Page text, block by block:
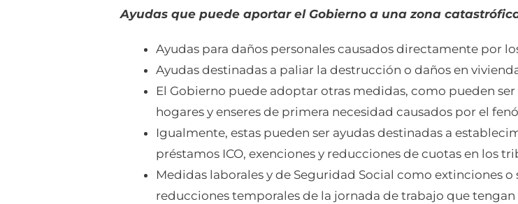
Ayudas que puede aportar el Gobierno a una zona
Ayudas para daños personales causados directamente por
Ayudas destinadas a paliar la destrucción o daños en
El Gobierno puede adoptar otras medidas, como pueden
hogares y enseres de primera necesidad causados por el
Igualmente, estas pueden ser ayudas destinadas a
préstamos ICO, exenciones y reducciones de cuotas en los
Medidas laborales y de Seguridad Social como extinciones
reducciones temporales de la jornada de trabajo que